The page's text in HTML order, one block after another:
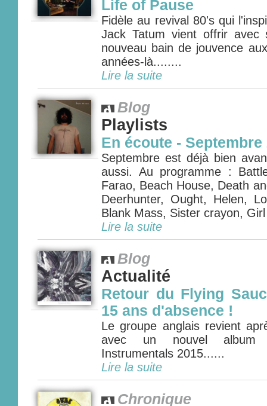
Life of Pause
Fidèle au revival 80's qui
Jack Tatum vient offrir avec
nouveau bain de jouvence
années-là........
Lire la suite
Blog
Playlists
En écoute - Septembre
Septembre est déjà bien
aussi. Au programme :
Farao, Beach House, Death
Deerhunter, Ought, Helen,
Blank Mass, Sister crayon,
Lire la suite
Blog
Actualité
Retour du Flying
15 ans d'absence !
Le groupe anglais revient
avec un nouvel album
Instrumentals 2015......
Lire la suite
Chronique